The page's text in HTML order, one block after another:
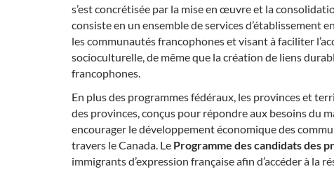
s’est concrétisée par la mise en œuvre et la
consiste en un ensemble de services d’établissement
les communautés francophones et visant à faciliter
socioculturelle, de même que la création de liens
francophones.
En plus des programmes fédéraux, les provinces et
des provinces, conçus pour répondre aux besoins du
encourager le développement économique des
travers le Canada. Le Programme des candidats des
immigrants d’expression française afin d’accéder à la